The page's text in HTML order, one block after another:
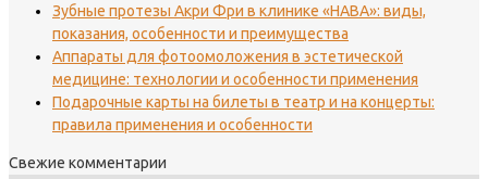
Зубные протезы Акри Фри в клинике «НАВА»: виды,
показания, особенности и преимущества
Аппараты для фотоомоложения в эстетической
медицине: технологии и особенности применения
Подарочные карты на билеты в театр и на концерты:
правила применения и особенности
Свежие комментарии